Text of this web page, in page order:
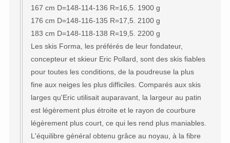
167 cm D=148-114-136 R=16,5. 1900 g
176 cm D=148-116-135 R=17,5. 2100 g
183 cm D=148-118-138 R=19,5. 2200 g
Les skis Forma, les préférés de leur fondateur,
concepteur et skieur Eric Pollard, sont des skis fiables
pour toutes les conditions, de la poudreuse la plus
fine aux neiges les plus difficiles. Comparés aux skis
larges qu'Eric utilisait auparavant, la largeur au patin
est légèrement plus étroite et le rayon de courbure
légèrement plus court, ce qui les rend plus maniables.
L'équilibre général obtenu grâce au noyau, à la fibre